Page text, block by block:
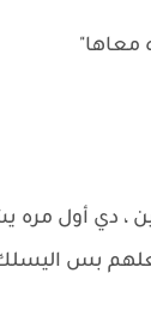
معاها"
، دي أول
بس